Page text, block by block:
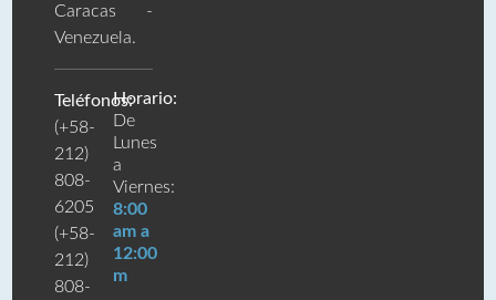
Caracas -
Venezuela.
Teléfonos:
(+58-
212)
808-
6205
(+58-
212)
808-
Horario:
De
Lunes
a
Viernes:
8:00
am a
12:00
m